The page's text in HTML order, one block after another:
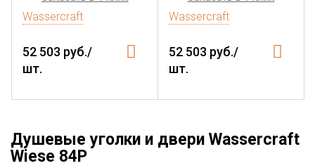
Wassercraft
52 503 руб./
шт.
Wassercraft
52 503 руб./
шт.
Душевые уголки и двери Wassercraft
Wiese 84P